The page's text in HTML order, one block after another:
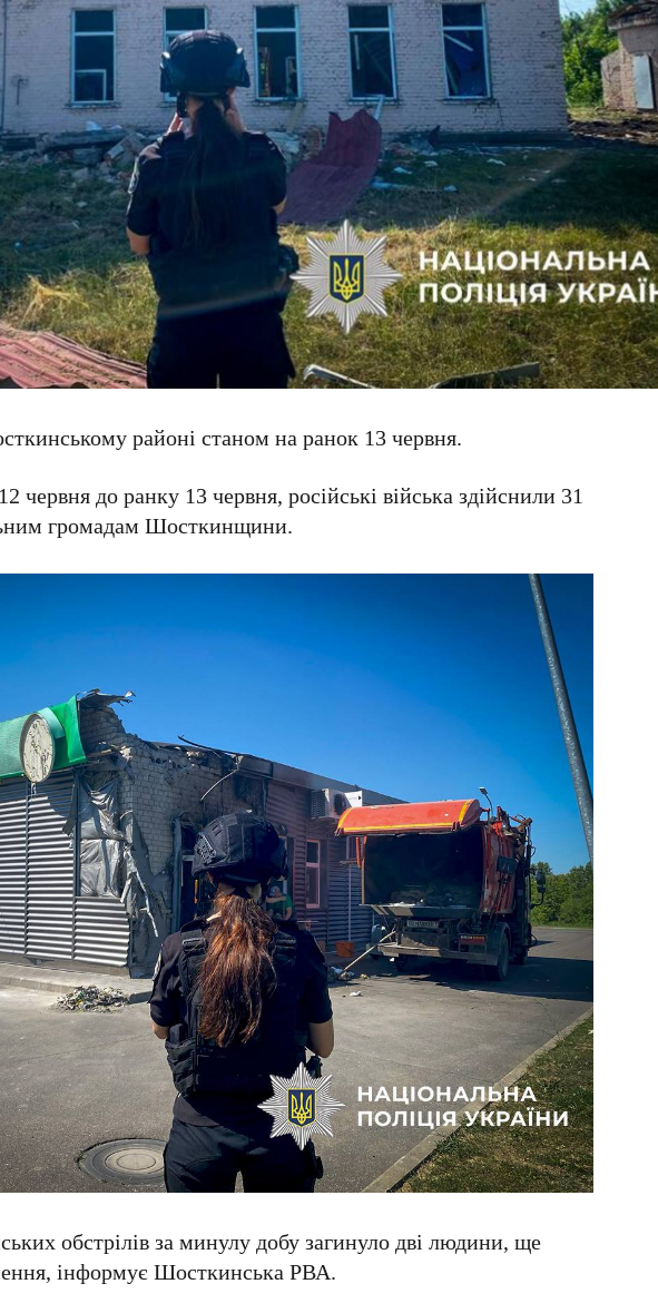
районі станом на ранок 13 червня.
червня до ранку 13 червня, російські війська здійснили 31
громадам Шосткинщини.
обстрілів за минулу добу загинуло дві людини, ще
інформує Шосткинська РВА.